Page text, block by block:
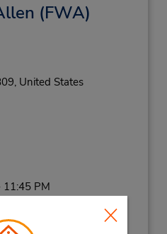
(FWA)
United States
11:45 PM
de alquiler se